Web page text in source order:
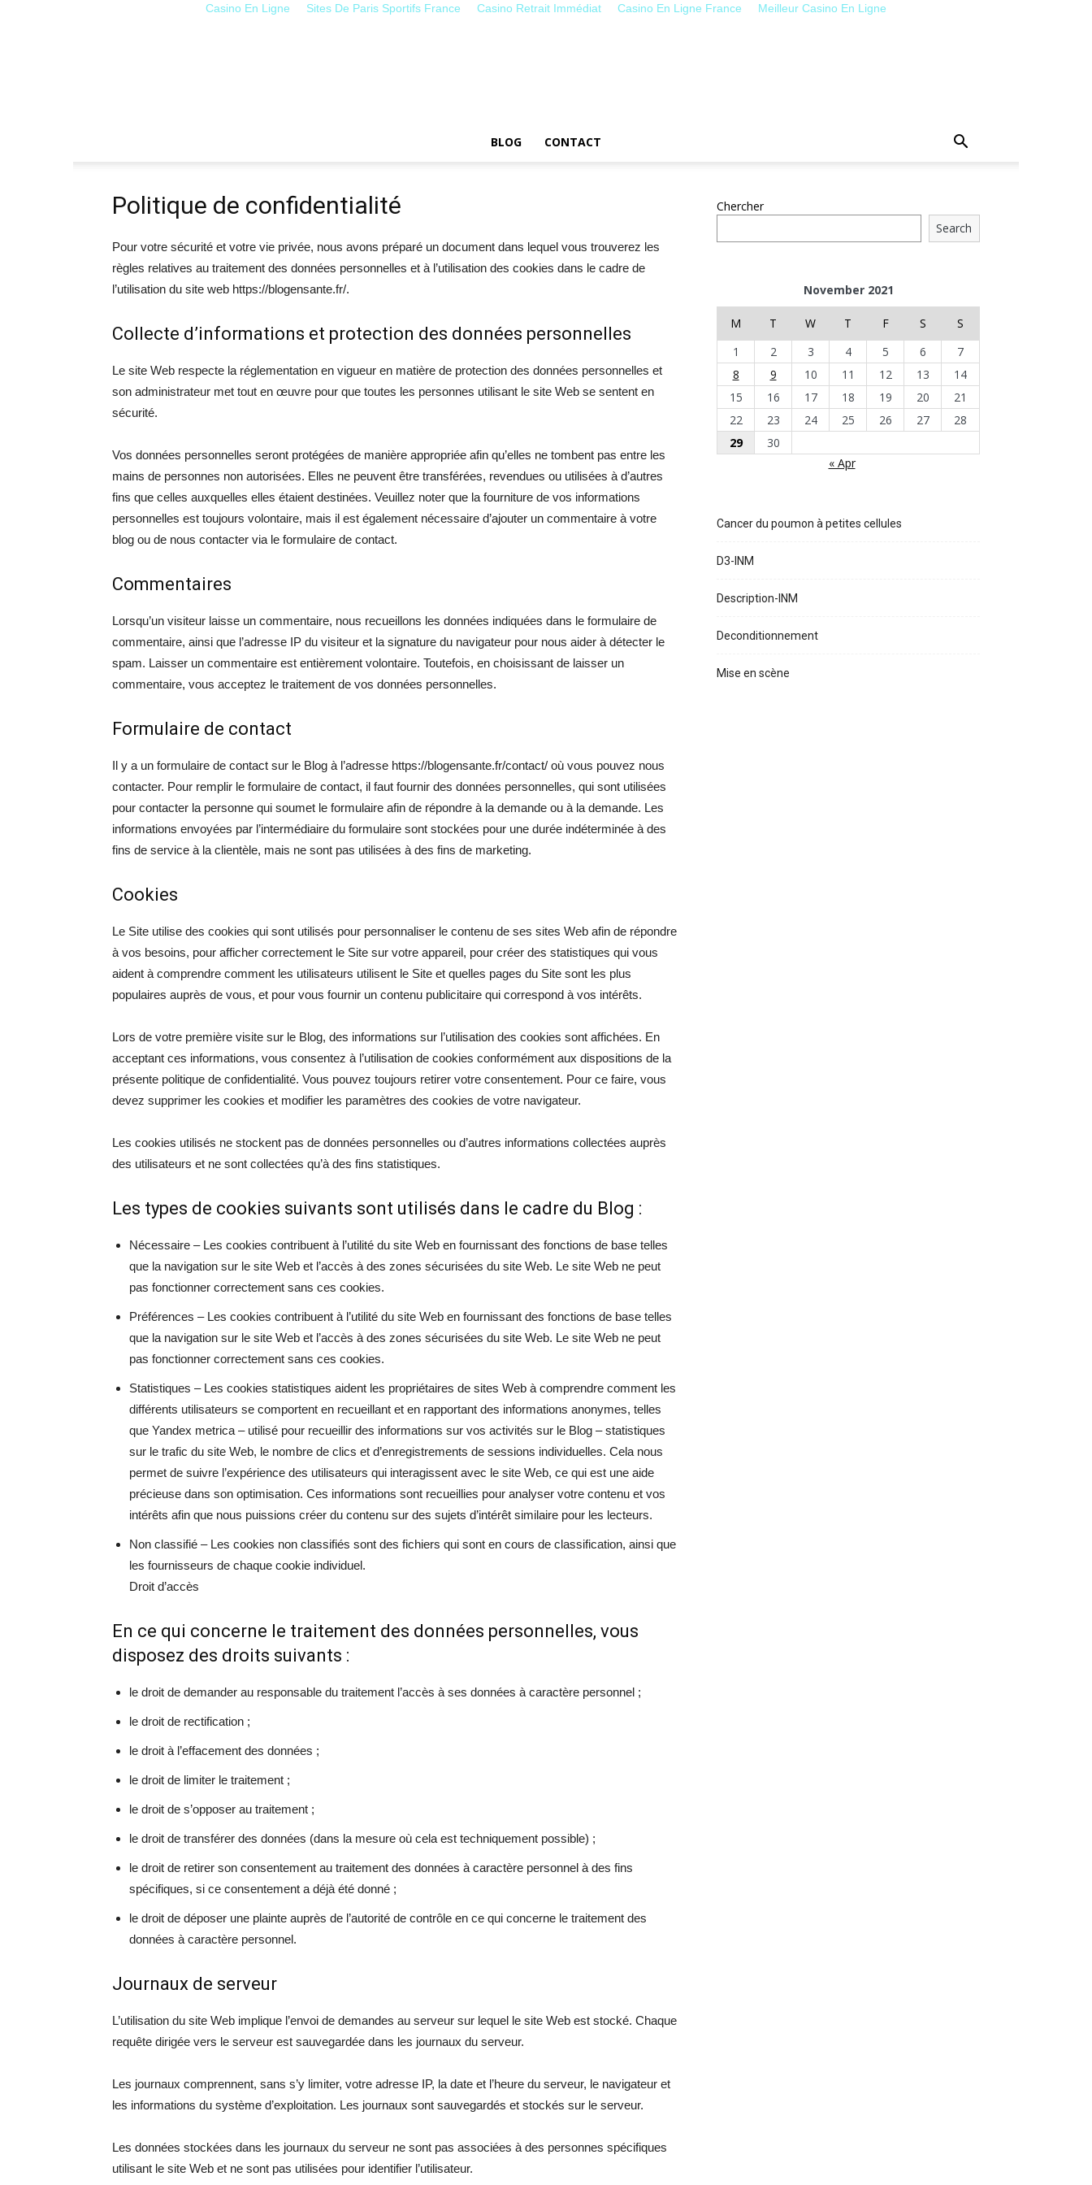
Casino En Ligne Sites De Paris Sportifs France Casino Retrait Immédiat Casino En Ligne France Meilleur Casino En Ligne
En
médicamenteuses
BLOG CONTACT
Politique de confidentialité
Pour votre sécurité et votre vie privée, nous avons préparé un document dans lequel vous trouverez les
règles relatives au traitement des données personnelles et à l’utilisation des cookies dans le cadre de
l’utilisation du site web https://blogensante.fr/.
Collecte d’informations et protection des données personnelles
Le site Web respecte la réglementation en vigueur en matière de protection des données personnelles et
son administrateur met tout en œuvre pour que toutes les personnes utilisant le site Web se sentent en
sécurité.
Vos données personnelles seront protégées de manière appropriée afin qu’elles ne tombent pas entre les
mains de personnes non autorisées. Elles ne peuvent être transférées, revendues ou utilisées à d’autres
fins que celles auxquelles elles étaient destinées. Veuillez noter que la fourniture de vos informations
personnelles est toujours volontaire, mais il est également nécessaire d’ajouter un commentaire à votre
blog ou de nous contacter via le formulaire de contact.
Commentaires
Lorsqu’un visiteur laisse un commentaire, nous recueillons les données indiquées dans le formulaire de
commentaire, ainsi que l’adresse IP du visiteur et la signature du navigateur pour nous aider à détecter le
spam. Laisser un commentaire est entièrement volontaire. Toutefois, en choisissant de laisser un
commentaire, vous acceptez le traitement de vos données personnelles.
Formulaire de contact
Il y a un formulaire de contact sur le Blog à l’adresse https://blogensante.fr/contact/ où vous pouvez nous
contacter. Pour remplir le formulaire de contact, il faut fournir des données personnelles, qui sont utilisées
pour contacter la personne qui soumet le formulaire afin de répondre à la demande ou à la demande. Les
informations envoyées par l’intermédiaire du formulaire sont stockées pour une durée indéterminée à des
fins de service à la clientèle, mais ne sont pas utilisées à des fins de marketing.
Cookies
Le Site utilise des cookies qui sont utilisés pour personnaliser le contenu de ses sites Web afin de répondre
à vos besoins, pour afficher correctement le Site sur votre appareil, pour créer des statistiques qui vous
aident à comprendre comment les utilisateurs utilisent le Site et quelles pages du Site sont les plus
populaires auprès de vous, et pour vous fournir un contenu publicitaire qui correspond à vos intérêts.
Lors de votre première visite sur le Blog, des informations sur l’utilisation des cookies sont affichées. En
acceptant ces informations, vous consentez à l’utilisation de cookies conformément aux dispositions de la
présente politique de confidentialité. Vous pouvez toujours retirer votre consentement. Pour ce faire, vous
devez supprimer les cookies et modifier les paramètres des cookies de votre navigateur.
Les cookies utilisés ne stockent pas de données personnelles ou d’autres informations collectées auprès
des utilisateurs et ne sont collectées qu’à des fins statistiques.
Les types de cookies suivants sont utilisés dans le cadre du Blog :
Nécessaire – Les cookies contribuent à l’utilité du site Web en fournissant des fonctions de base telles
que la navigation sur le site Web et l’accès à des zones sécurisées du site Web. Le site Web ne peut
pas fonctionner correctement sans ces cookies.
Préférences – Les cookies contribuent à l’utilité du site Web en fournissant des fonctions de base telles
que la navigation sur le site Web et l’accès à des zones sécurisées du site Web. Le site Web ne peut
pas fonctionner correctement sans ces cookies.
Statistiques – Les cookies statistiques aident les propriétaires de sites Web à comprendre comment les
différents utilisateurs se comportent en recueillant et en rapportant des informations anonymes, telles
que Yandex metrica – utilisé pour recueillir des informations sur vos activités sur le Blog – statistiques
sur le trafic du site Web, le nombre de clics et d’enregistrements de sessions individuelles. Cela nous
permet de suivre l’expérience des utilisateurs qui interagissent avec le site Web, ce qui est une aide
précieuse dans son optimisation. Ces informations sont recueillies pour analyser votre contenu et vos
intérêts afin que nous puissions créer du contenu sur des sujets d’intérêt similaire pour les lecteurs.
Non classifié – Les cookies non classifiés sont des fichiers qui sont en cours de classification, ainsi que
les fournisseurs de chaque cookie individuel.
Droit d’accès
En ce qui concerne le traitement des données personnelles, vous
disposez des droits suivants :
le droit de demander au responsable du traitement l’accès à ses données à caractère personnel ;
le droit de rectification ;
le droit à l’effacement des données ;
le droit de limiter le traitement ;
le droit de s’opposer au traitement ;
le droit de transférer des données (dans la mesure où cela est techniquement possible) ;
le droit de retirer son consentement au traitement des données à caractère personnel à des fins
spécifiques, si ce consentement a déjà été donné ;
le droit de déposer une plainte auprès de l’autorité de contrôle en ce qui concerne le traitement des
données à caractère personnel.
Journaux de serveur
L’utilisation du site Web implique l’envoi de demandes au serveur sur lequel le site Web est stocké. Chaque
requête dirigée vers le serveur est sauvegardée dans les journaux du serveur.
Les journaux comprennent, sans s’y limiter, votre adresse IP, la date et l’heure du serveur, le navigateur et
les informations du système d’exploitation. Les journaux sont sauvegardés et stockés sur le serveur.
Les données stockées dans les journaux du serveur ne sont pas associées à des personnes spécifiques
utilisant le site Web et ne sont pas utilisées pour identifier l’utilisateur.
Chercher
Search
November 2021
M T W T F S
S
1
2 3 4 5 6
7
8
9 10 11 12 13
14
15
16 17 18 19 20
21
22
23 24 25 26 27
28
29
30
« Apr
Cancer du poumon à petites cellules
D3-INM
Description-INM
Deconditionnement
Mise en scène